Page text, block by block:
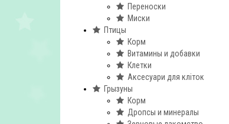
Переноски
Миски
Птицы
Корм
Витамины и добавки
Клетки
Аксесуари для кліток
Грызуны
Корм
Дропсы и минералы